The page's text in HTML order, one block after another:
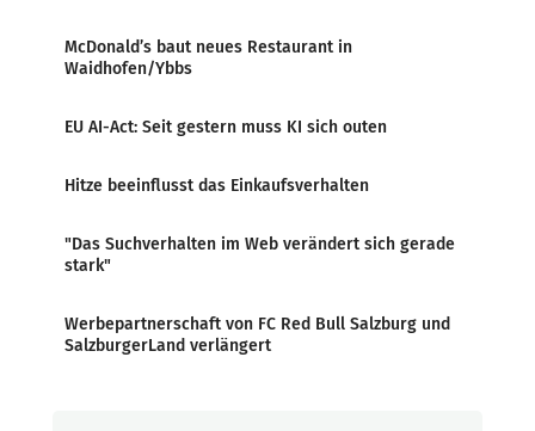
McDonald’s baut neues Restaurant in
Waidhofen/Ybbs
EU AI-Act: Seit gestern muss KI sich outen
Hitze beeinflusst das Einkaufsverhalten
"Das Suchverhalten im Web verändert sich gerade
stark"
Werbepartnerschaft von FC Red Bull Salzburg und
SalzburgerLand verlängert